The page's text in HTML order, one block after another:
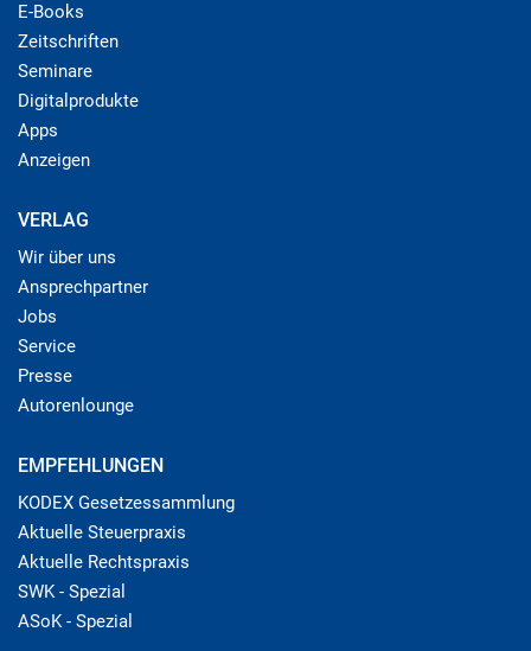
E-Books
Zeitschriften
Seminare
Digitalprodukte
Apps
Anzeigen
VERLAG
Wir über uns
Ansprechpartner
Jobs
Service
Presse
Autorenlounge
EMPFEHLUNGEN
KODEX Gesetzessammlung
Aktuelle Steuerpraxis
Aktuelle Rechtspraxis
SWK - Spezial
ASoK - Spezial